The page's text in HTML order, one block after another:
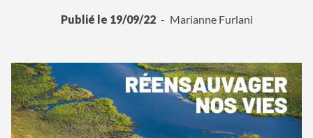
Publié le 19/09/22 Marianne Furlani